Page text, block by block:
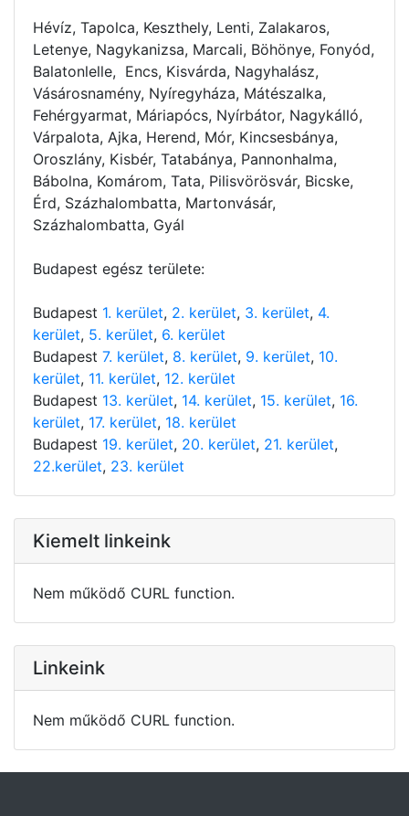
Hévíz, Tapolca, Keszthely, Lenti, Zalakaros,
Letenye, Nagykanizsa, Marcali, Böhönye, Fonyód,
Balatonlelle, Encs, Kisvárda, Nagyhalász,
Vásárosnamény, Nyíregyháza, Mátészalka,
Fehérgyarmat, Máriapócs, Nyírbátor, Nagykálló,
Várpalota, Ajka, Herend, Mór, Kincsesbánya,
Oroszlány, Kisbér, Tatabánya, Pannonhalma,
Bábolna, Komárom, Tata, Pilisvörösvár, Bicske,
Érd, Százhalombatta, Martonvásár,
Százhalombatta, Gyál
Budapest egész területe:
Budapest 1. kerület, 2. kerület, 3. kerület, 4.
kerület, 5. kerület, 6. kerület
Budapest 7. kerület, 8. kerület, 9. kerület, 10.
kerület, 11. kerület, 12. kerület
Budapest 13. kerület, 14. kerület, 15. kerület, 16.
kerület, 17. kerület, 18. kerület
Budapest 19. kerület, 20. kerület, 21. kerület,
22.kerület, 23. kerület
Kiemelt linkeink
Nem működő CURL function.
Linkeink
Nem működő CURL function.